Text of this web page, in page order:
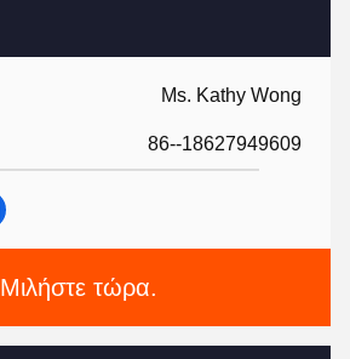
Ms. Kathy Wong
86--18627949609
Μιλήστε τώρα.